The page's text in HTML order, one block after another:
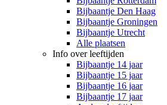
Bijbaantje Den Haag
Bijbaantje Groningen
Bijbaantje Utrecht
Alle plaatsen
Info over leeftijden
Bijbaantje 14 jaar
Bijbaantje 15 jaar
Bijbaantje 16 jaar
Bijbaantje 17 jaar